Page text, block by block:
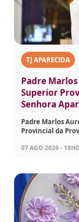
TJ APARECIDA
Padre
Superior
Senhora
Padre Marlos
Provincial da
07 AGO 2026 -